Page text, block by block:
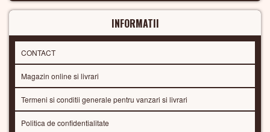
INFORMATII
CONTACT
Magazin online si livrari
Termeni si conditii generale pentru vanzari si livrari
Politica de confidentialitate